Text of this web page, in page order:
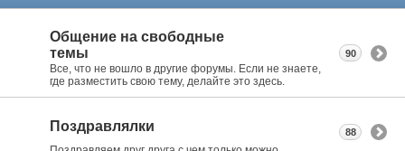
Общение на свободные
темы
Все, что не вошло в другие форумы. Если не знаете,
где разместить свою тему, делайте это здесь.
90
Поздравлялки 88